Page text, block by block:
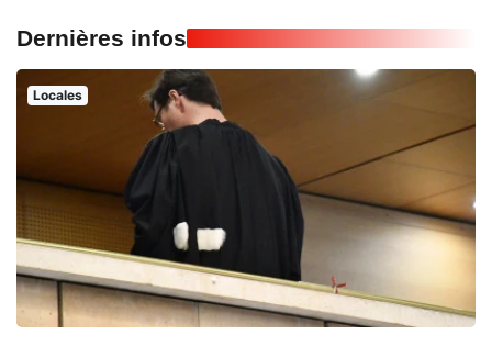
Dernières infos
Locales